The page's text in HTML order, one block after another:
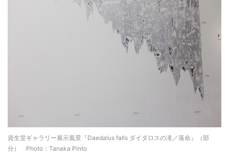
資生堂ギャラリー展示風景『Daedalus falls ダイダロスの滝／落命』（部
分） Photo：Tanaka Pinto